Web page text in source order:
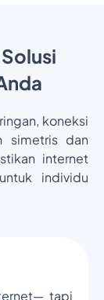
koneksi
simetris dan
internet
individu
tapi